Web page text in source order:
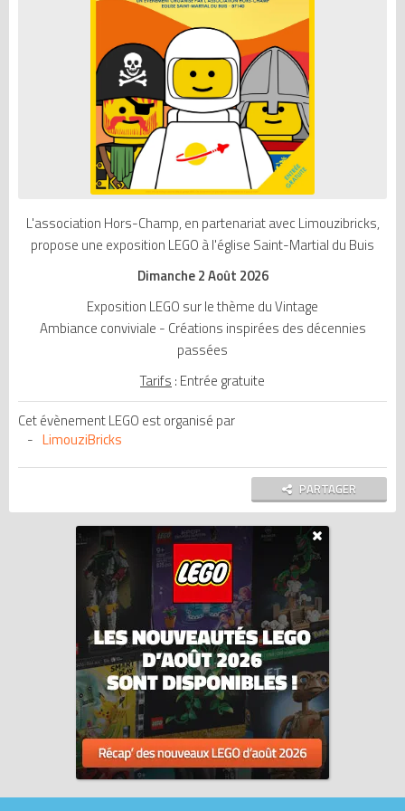
L'association Hors-Champ, en partenariat avec Limouzibricks,
propose une exposition LEGO à l'église Saint-Martial du Buis
Dimanche 2 Août 2026
Exposition LEGO sur le thème du Vintage
Ambiance conviviale - Créations inspirées des décennies
passées
Tarifs : Entrée gratuite
Cet évènement LEGO est organisé par
LimouziBricks
PARTAGER